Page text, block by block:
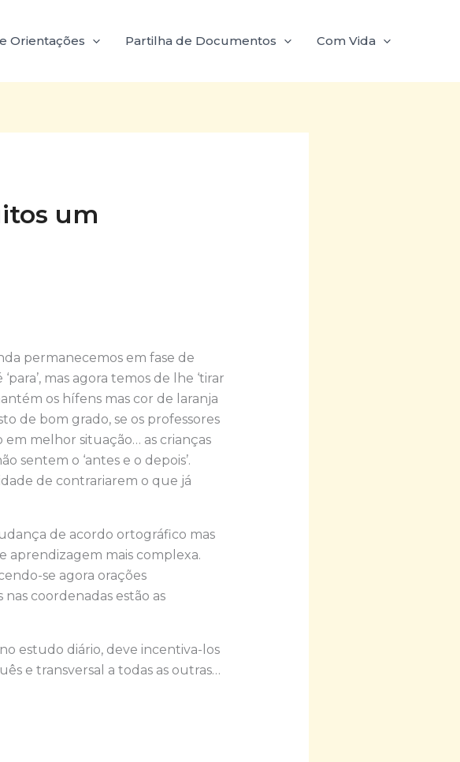
Orientações Partilha de Documentos Com Vida
um
permanecemos em fase de
mas agora temos de lhe ‘tirar
os hífens mas cor de laranja
de bom grado, se os professores
em melhor situação… as crianças
sentem o ‘antes e o depois’.
de contrariarem o que já
de acordo ortográfico mas
aprendizagem mais complexa.
se agora orações
coordenadas estão as
estudo diário, deve incentiva-los
e transversal a todas as outras…